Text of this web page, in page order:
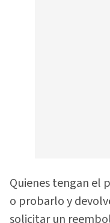
Quienes tengan el
o probarlo y
solicitar un